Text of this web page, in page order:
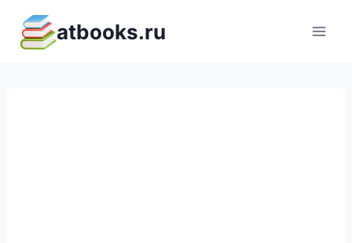
содержимому
atbooks.ru